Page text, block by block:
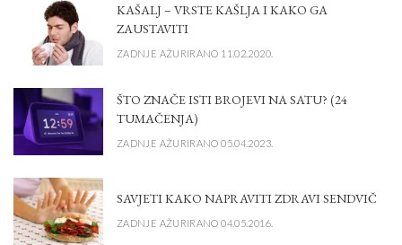
KAŠALJ – VRSTE KAŠLJA I KAKO GA
ZAUSTAVITI
ZADNJE AŽURIRANO 11.02.2020.
ŠTO ZNAČE ISTI BROJEVI NA SATU? (24
TUMAČENJA)
ZADNJE AŽURIRANO 05.04.2023.
SAVJETI KAKO NAPRAVITI ZDRAVI SENDVIČ
ZADNJE AŽURIRANO 04.05.2016.